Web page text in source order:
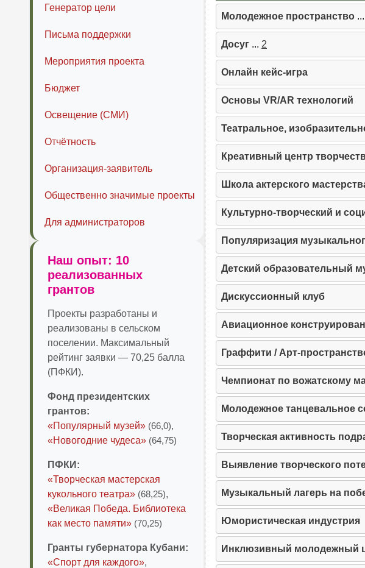
Генератор цели
Письма поддержки
Мероприятия проекта
Бюджет
Освещение (СМИ)
Отчётность
Организация-заявитель
Общественно значимые проекты
Для администраторов
Наш опыт: 10
реализованных
грантов
Проекты разработаны и
реализованы в сельском
поселении. Максимальный
рейтинг заявки — 70,25 балла
(ПФКИ).
Фонд президентских
грантов:
«Популярный музей» (66,0),
«Новогодние чудеса» (64,75)
ПФКИ:
«Творческая мастерская
кукольного театра» (68,25),
«Великая Победа. Библиотека
как место памяти» (70,25)
Гранты губернатора Кубани:
«Спорт для каждого»,
Молодежное пространство ...
Досуг ... 2
Онлайн кейс-игра
Основы VR/AR технологий
Театральное,
Креативный центр
Школа актерского
Культурно-творческий и
Популяризация
Детский образовательный
Дискуссионный клуб
Авиационное
Граффити / Арт-
Чемпионат по вожатскому
Молодежное танцевальное
Творческая активность
Выявление творческого
Музыкальный лагерь на
Юмористическая индустрия
Инклюзивный молодежный